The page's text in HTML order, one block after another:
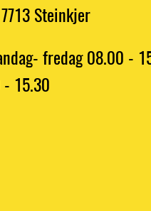
Steinkjer
fredag 08.00 -
15.30